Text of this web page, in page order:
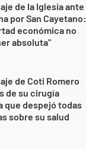
de la Iglesia ante
por San Cayetano:
económica no
absoluta"
de Coti Romero
de su cirugía
que despejó todas
sobre su salud